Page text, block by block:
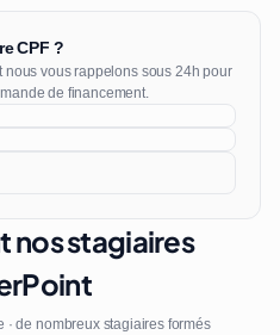
CPF ?
vous rappelons sous 24h pour
de financement.
nos stagiaires
· de nombreux stagiaires formés